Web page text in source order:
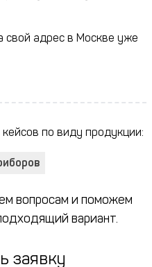
свой адрес в Москве уже
по виду продукции:
вопросам и поможем
вариант.
заявку